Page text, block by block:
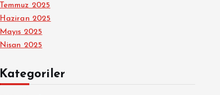
Temmuz 2025
Haziran 2025
Mayıs 2025
Nisan 2025
Kategoriler